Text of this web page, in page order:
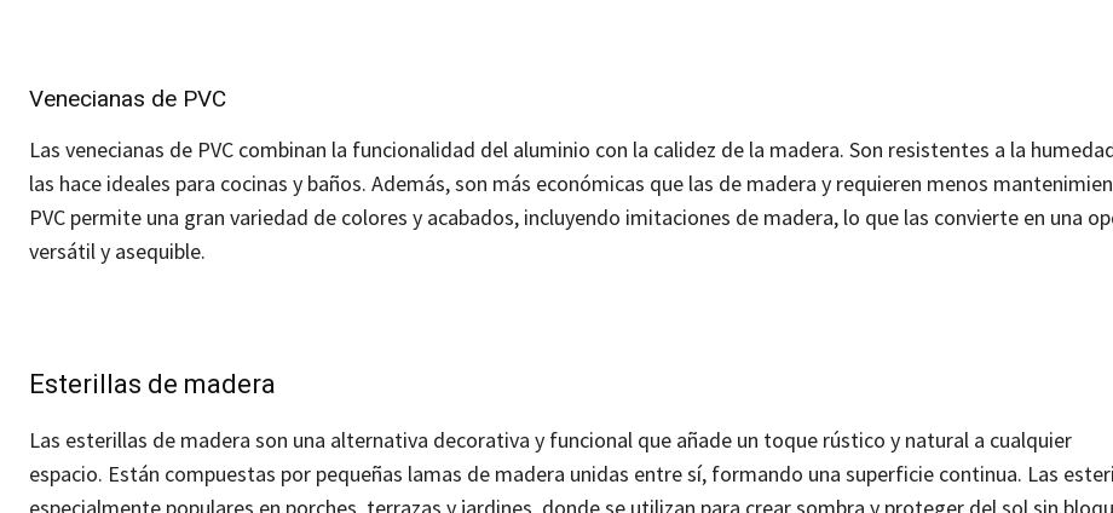
Venecianas de PVC
Las venecianas de PVC combinan la funcionalidad del aluminio con la calidez de la madera. Son resistentes a la
las hace ideales para cocinas y baños. Además, son más económicas que las de madera y requieren menos
PVC permite una gran variedad de colores y acabados, incluyendo imitaciones de madera, lo que las convierte en una
versátil y asequible.
Esterillas de madera
Las esterillas de madera son una alternativa decorativa y funcional que añade un toque rústico y natural a cualquier
espacio. Están compuestas por pequeñas lamas de madera unidas entre sí, formando una superficie continua. Las